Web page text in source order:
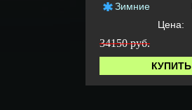
Зимние
Цена:
34150 руб.
КУПИТЬ